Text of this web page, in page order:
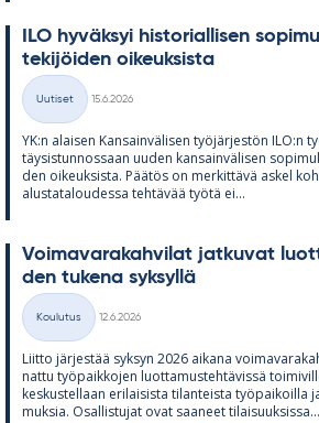
ILO hy­väk­syi his­to­rial­li­sen
te­ki­jöi­den oi­keuk­sista
Kategoriat
Uutiset
15.6.2026
YK:n alai­sen Kan­sain­vä­li­sen työ­jär­jes­tön ILO:n
täy­sis­tun­nos­saan uu­den kan­sain­vä­li­sen
den oi­keuk­sista. Pää­tös on mer­kit­tävä as­kel
alus­ta­ta­lou­dessa teh­tä­vää työtä ei...
Voi­ma­va­ra­kah­vi­lat jat­ku­vat
den tu­kena syk­syllä
Kategoriat
Koulutus
12.6.2026
Liitto jär­jes­tää syk­syn 2026 ai­kana
nattu työ­paik­ko­jen luot­ta­mus­teh­tä­vissä
kes­kus­tel­laan eri­lai­sista ti­lan­teista työ­pai­koilla
muk­sia. Osal­lis­tu­jat ovat saa­neet ti­lai­suuk­sissa...